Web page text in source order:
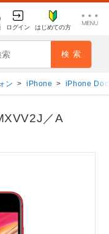
ログイン はじめての方
ン > iPhone > iPhone
／A